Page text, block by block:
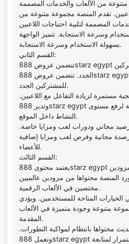
من الألعاب والخدمات المصممة
تقدم المنصة مجموعة متنوعة من
وسرعة الاستجابة. تتميز الواجهة
بسهولة الاستخدام وسرعة الاستجابة.
القسم الثاني:
تتضمن عروض 888starz egypt مكافآت ترحيبية للمشتركين
الجدد. تتضمن عروض 888starz egypt مكافآت ترحيبية
للمشتركين الجدد.
مستمرة لزيادة التفاعل مع اللاعبين.
وتدير 888starz egypt برامج ترويجية منتظمة لرفع مستوى
النشاط داخل الموقع.
رصيد مجاني ودورات لعب ومزايا خاصة.
مجانية وفرص لعب ومزايا إضافية
للأعضاء.
القسم الثالث:
يعتمد محتوى 888starz egypt على مجموعة من المزودين
المنصة محتواها من مزودين عالميين
مختصين في الألعاب الرقمية.
المتاحة للمستخدمين. ويؤدي
متنوعة وجودة متميزة في الألعاب
المقدمة.
محتواها بانتظام لمواكبة التطورات.
وتعمل 888starz egypt على تحديث مكتبتها باستمرار لمتابعة